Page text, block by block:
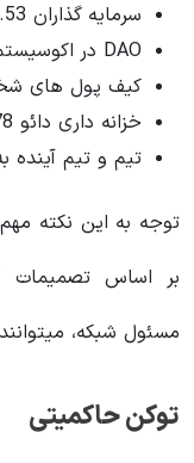
سرمایه گذاران 17.53 درصد
DAO در اکوسیستم آربیتروم 1.13٪
کیف پول های شخصی
خزانه داری دائو 42.78٪
تیم و تیم آینده به
توجه به این نکته
مسئول شبکه،
توکن حاکمیتی